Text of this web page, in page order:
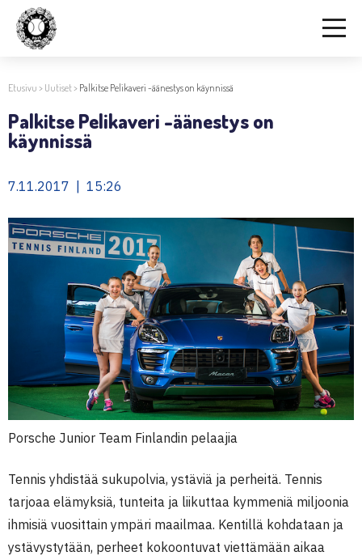
Etusivu > Uutiset> Palkitse Pelikaveri -äänestys on käynnissä
Palkitse Pelikaveri -äänestys on
käynnissä
7.11.2017 | 15:26
Porsche Junior Team Finlandin pelaajia
Tennis yhdistää sukupolvia, ystäviä ja perheitä. Tennis
tarjoaa elämyksiä, tunteita ja liikuttaa kymmeniä miljoonia
ihmisiä vuosittain ympäri maailmaa. Kentillä kohdataan ja
ystävystytään, perheet kokoontuvat viettämään aikaa